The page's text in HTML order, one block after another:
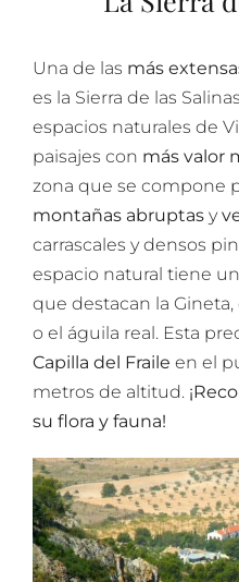
Una de las más
es la Sierra de las
espacios naturales de
paisajes con más valor
zona que se compone
montañas abruptas y
carrascales y densos
espacio natural tiene
que destacan la
o el águila real. Esta
Capilla del Fraile en el
metros de altitud.
su flora y fauna!